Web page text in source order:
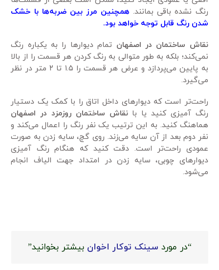
رنگ نشده باقی بمانند. همچنین مرز بین ضربه‌ها با خشک
شدن رنگ قابل توجه خواهد بود.
نقاش ساختمان در اصفهان تمام دیوارها را به یکباره رنگ
نمی‌کند؛ بلکه به طور متوالی به رنگ کردن هر قسمت را از بالا
به پایین می‌پردازد و عرض هر قسمت را ۱.۵ تا ۲ متر در نظر
می‌گیرد.
راحت‌تر است که دیوارهای داخل اتاق را با کمک یک دستیار
رنگ آمیزی کنید یا بانقاش ساختمان روزمزد در اصفهان
هماهنگ کنید. به این ترتیب یک نفر رنگ را اعمال می‌کند و
نفر دوم بعد از آن سایه می‌زند. روی گچ، سایه زدن به صورت
عمودی راحت‌تر است. دقت کنید که هنگام رنگ آمیزی
دیوارهای چوبی، سایه زدن در امتداد جهت الیاف انجام
می‌شود.
“در مورد سینک توکار اخوان بیشتر بخوانید”